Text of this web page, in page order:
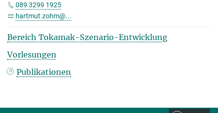
089 3299 1925
hartmut.zohm@...
Bereich Tokamak-Szenario-Entwicklung
Vorlesungen
Publikationen